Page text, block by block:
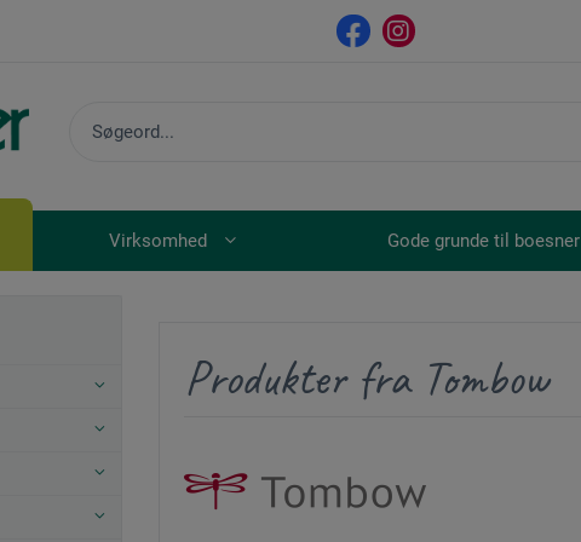
Virksomhed Gode grunde til boesner
Produkter fra Tombow